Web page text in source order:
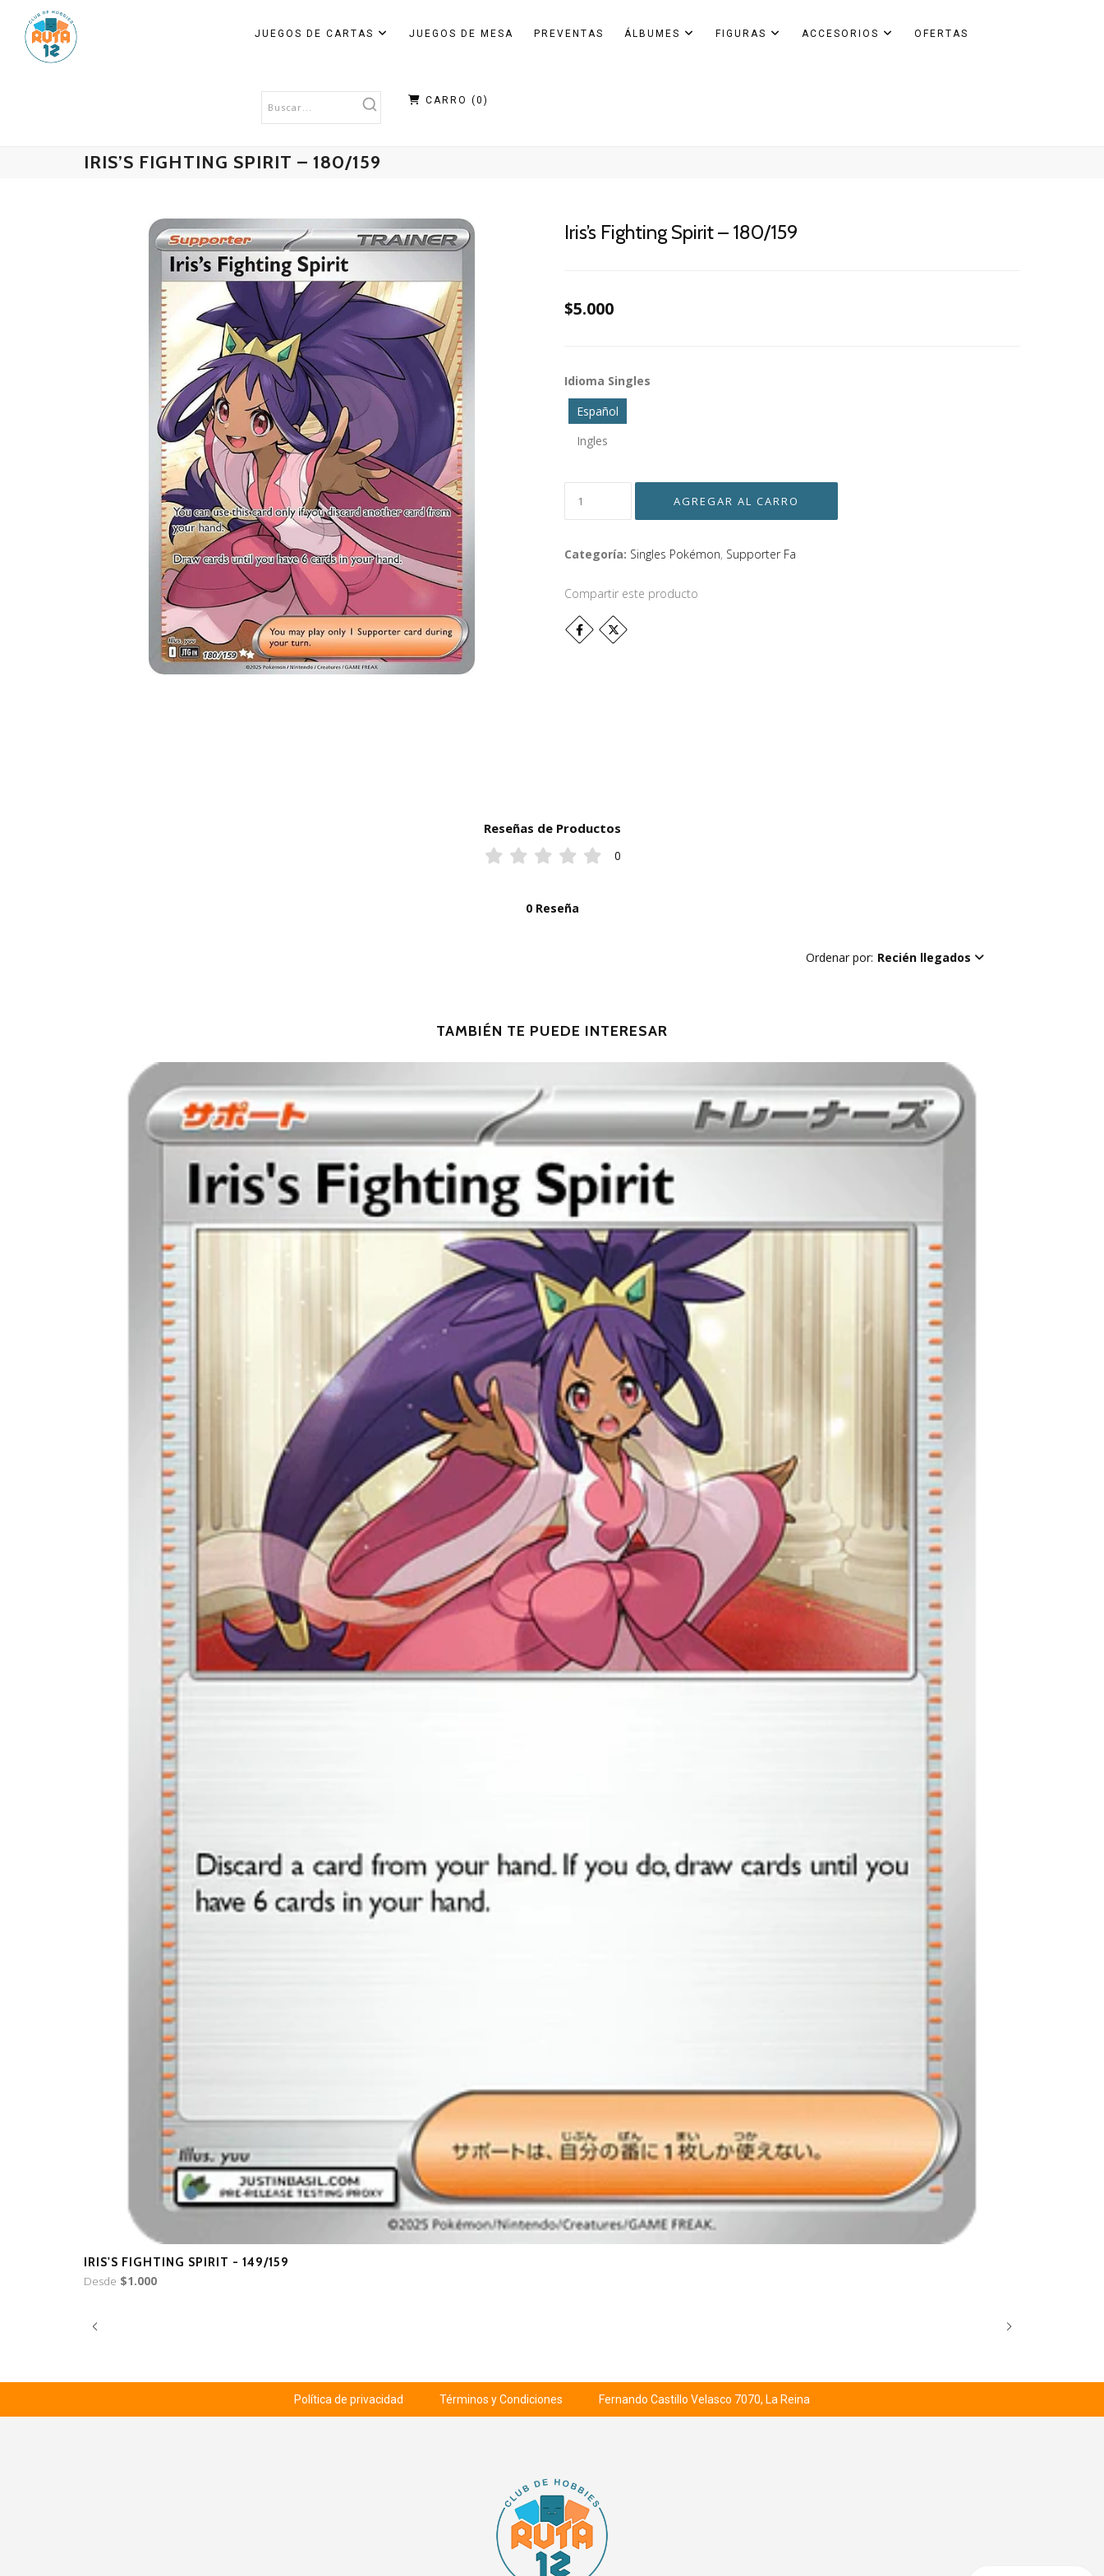
JUEGOS DE CARTAS JUEGOS DE MESA PREVENTAS ÁLBUMES FIGURAS ACCESORIOS OFERTAS
CARRO (0 )
IRIS’S FIGHTING SPIRIT – 180/159
Iris’s Fighting Spirit – 180/159
$5.000
Idioma Singles
Español
Ingles
Categoría: Singles Pokémon, Supporter Fa
Compartir este producto
Reseñas de Productos
0
0 Reseña
Ordenar por: Recién llegados
TAMBIÉN TE PUEDE INTERESAR
IRIS'S FIGHTING SPIRIT - 149/159
Desde $1.000
Política de privacidad Términos y Condiciones Fernando Castillo Velasco 7070, La Reina